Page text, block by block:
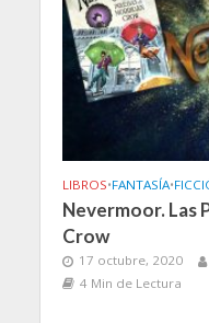
LIBROS•FANTASÍA•
Nevermoor. Las
Crow
17 octubre, 2020
4 Min de Lectura